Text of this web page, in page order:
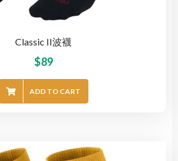
Classic II波襪
$89
ADD TO CART